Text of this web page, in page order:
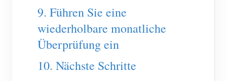
9. Führen Sie eine
wiederholbare monatliche
Überprüfung ein
10. Nächste Schritte